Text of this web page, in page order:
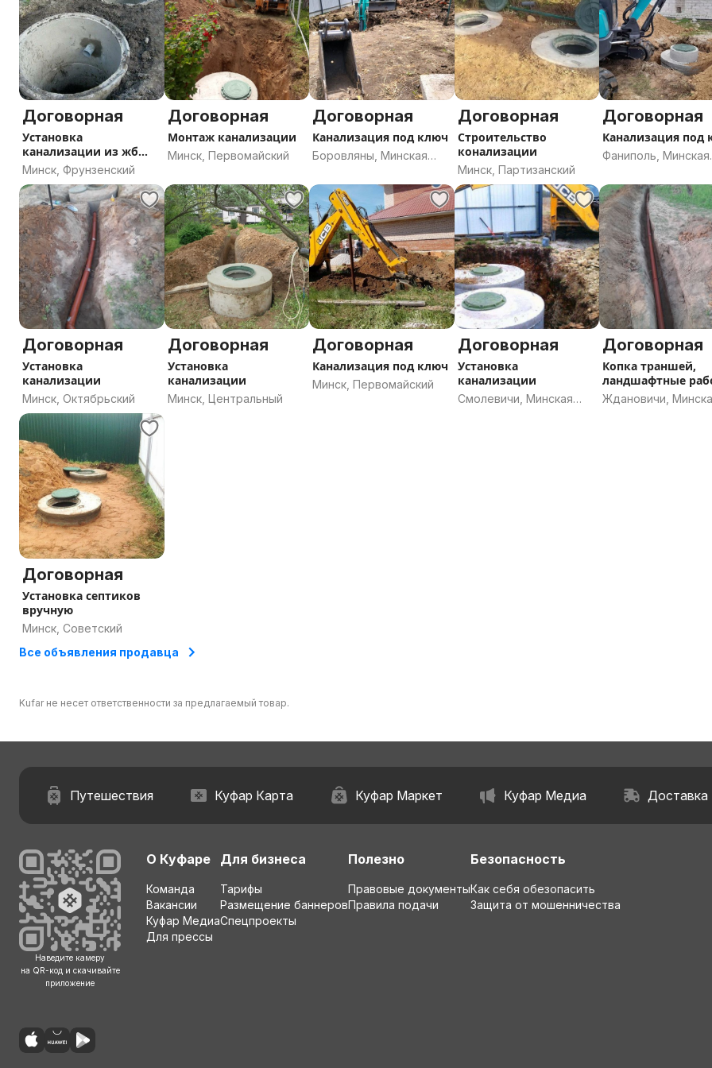
Скидка 10% на первый заказ.
Пишите в личные сообщения или звоните по телефону.
Договорная
Установка
канализации из жб
колец
Минск, Фрунзенский
Договорная
Монтаж канализации
Минск, Первомайский
Договорная
Канализация под ключ
Боровляны, Минская
Договорная
Строительство
конализации
Минск, Партизанский
Договорная
Канализация под
Фаниполь, Минская
Договорная
Установка
канализации
Минск, Октябрьский
Договорная
Установка
канализации
Минск, Центральный
Договорная
Канализация под ключ
Минск, Первомайский
Договорная
Установка
канализации
Смолевичи, Минская
Договорная
Копка траншей,
ландшафтные
Ждановичи,
Договорная
Установка септиков
вручную
Минск, Советский
Все объявления продавца
Kufar не несет ответственности за предлагаемый товар.
Путешествия Куфар Карта Куфар Маркет Куфар Медиа Доставка
Наведите камеру
на QR-код и скачивайте
приложение
О Куфаре
Команда
Вакансии
Куфар Медиа
Для прессы
Для бизнеса
Тарифы
Размещение баннеров
Спецпроекты
Полезно
Правовые документы
Правила подачи
Безопасность
Как себя обезопасить
Защита от мошенничества